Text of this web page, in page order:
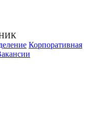
Корпоративная